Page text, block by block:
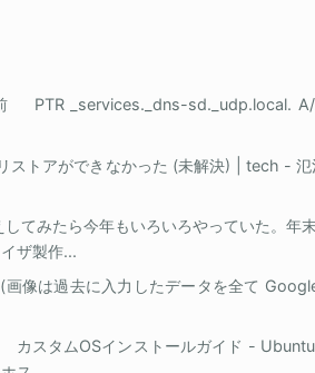
PTR _services._dns-sd._udp.local.
ストアができなかった (未解決) | tech - 氾
してみたら今年もいろいろやっていた。年
ザ製作...
(画像は過去に入力したデータを全て
カスタムOSインストールガイド -